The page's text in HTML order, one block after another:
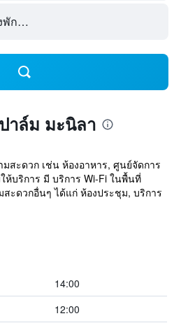
ก 1 ห้อง
าล์ม มะนิลา
สะดวก เช่น ห้องอาหาร, ศูนย์จัดการ
บริการ มี บริการ Wi-Fi ในพื้นที่
ะดวกอื่นๆ ได้แก่ ห้องประชุม, บริการ
14:00
12:00